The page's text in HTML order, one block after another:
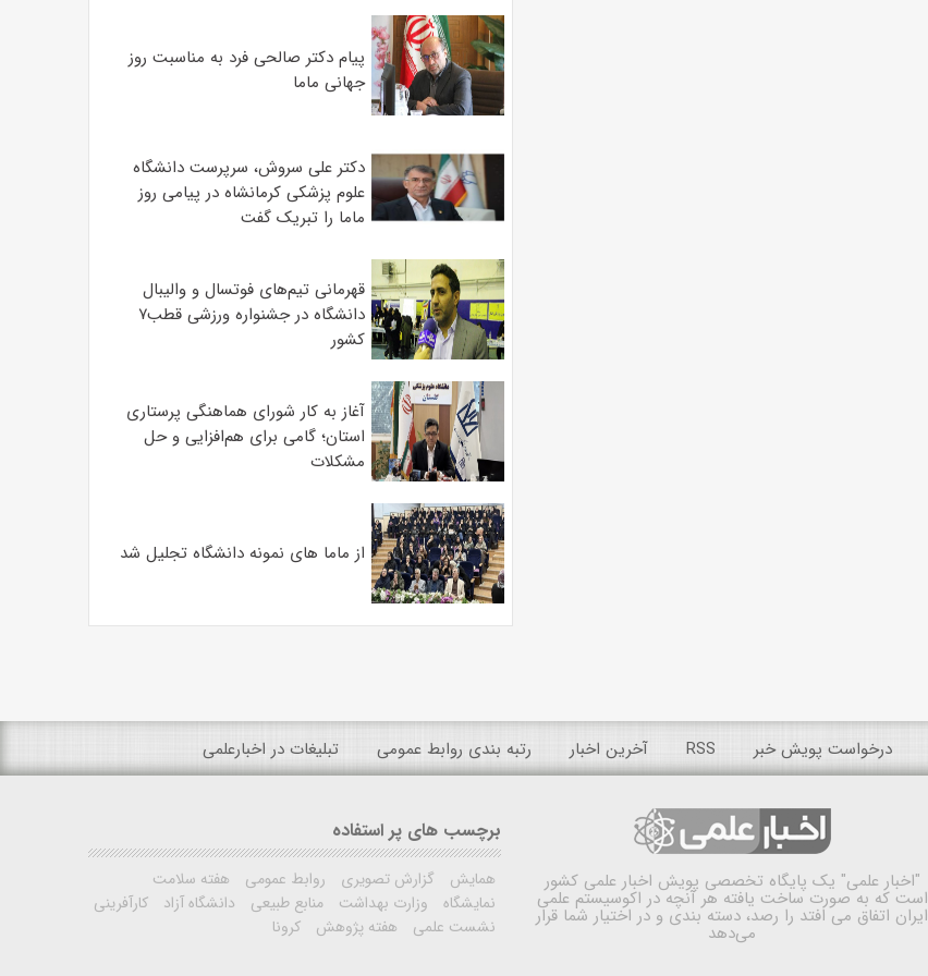
پیام دکتر صالحی فرد به مناسبت روز
جهانی ماما
دکتر علی سروش، سرپرست دانشگاه
علوم پزشکی کرمانشاه در پیامی روز
ماما را تبریک گفت
قهرمانی تیم‌های فوتسال و والیبال
دانشگاه در جشنواره ورزشی قطب۷
کشور
آغاز به کار شورای هماهنگی پرستاری
استان؛ گامی برای هم‌افزایی و حل
مشکلات
از ماما های نمونه دانشگاه تجلیل شد
درخواست پویش خبر RSS آخرین اخبار رتبه بندی روابط عمومی تبلیغات در اخبارعلمی
"اخبار علمی" یک پایگاه تخصصی پویش اخبار علمی کشور
است که به صورت ساخت یافته هر آنچه در اکوسیستم علمی
ایران اتفاق می افتد را رصد، دسته بندی و در اختیار شما قرار
می‌دهد
برچسب های پر استفاده
همایش گزارش تصویری روابط عمومی
هفته سلامت
نمایشگاه
وزارت بهداشت منابع طبیعی دانشگاه آزاد
کارآفرینی
نشست علمی
هفته پژوهش کرونا